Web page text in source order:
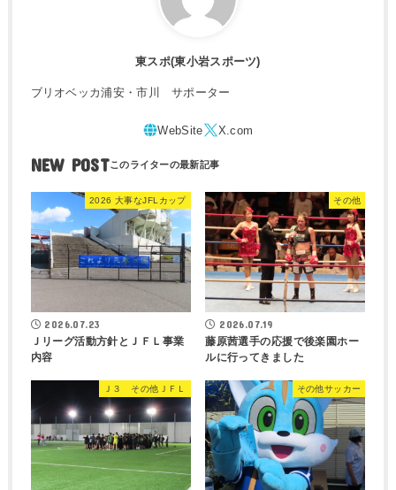
東スポ(東小岩スポーツ)
ブリオベッカ浦安・市川 サポーター
NEW POST
2026 大事なJFLカップ
2026.07.23
Ｊリーグ活動方針とＪＦＬ事業
内容
その他
2026.07.19
藤原茜選手の応援で後楽園ホー
ルに行ってきました
Ｊ３ その他ＪＦＬ その他サッカー